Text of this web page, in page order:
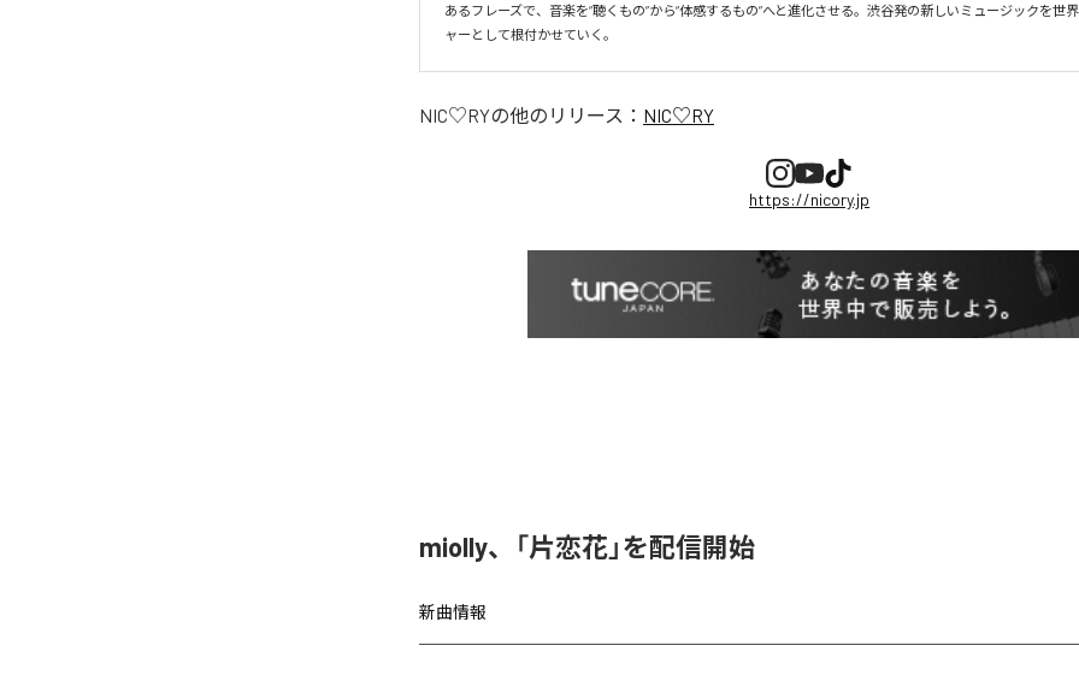
あるフレーズで、音楽を“聴くもの”から“体感するもの”へと進化させる。渋谷発の新しいミュージックを世
ャーとして根付かせていく。
NIC♡RYの他のリリース： NIC♡RY
https://nicory.jp
miolly、「片恋花」を配信開始
新曲情報